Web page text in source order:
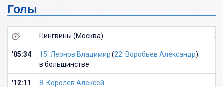
Голы
Пингвины (Москва)
'05:34 15. Леонов Владимир (22. Воробьев Александр)
в большинстве
'12:11
8. Королев Алексей